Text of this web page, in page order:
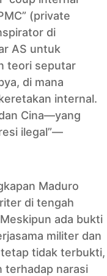
(private
di
AS untuk
teori seputar
di mana
internal.
Cina—yang
ilegal”—
Maduro
di tengah
ada bukti
militer dan
tidak terbukti,
terhadap narasi